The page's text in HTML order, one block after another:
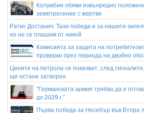
Колумбия обяви извънредно
земетресение с жертви
Ратко Достанич: Тази победа е за нашите
но не се плашим от никой
Комисията за защита на
проверки през периода на двойно
Цените на петрола се покачват, след
ще остане затворен
"Германската армия трябва да е
до 2029 г."
Първа победа за Несебър във Втора